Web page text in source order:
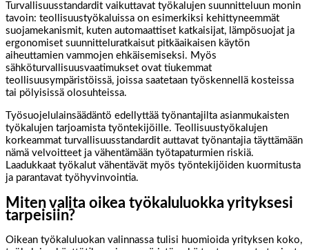
Turvallisuusstandardit vaikuttavat työkalujen suunnitteluun monin
tavoin: teollisuustyökaluissa on esimerkiksi kehittyneemmät
suojamekanismit, kuten automaattiset katkaisijat, lämpösuojat ja
ergonomiset suunnitteluratkaisut pitkäaikaisen käytön
aiheuttamien vammojen ehkäisemiseksi. Myös
sähköturvallisuusvaatimukset ovat tiukemmat
teollisuusympäristöissä, joissa saatetaan työskennellä kosteissa
tai pölyisissä olosuhteissa.
Työsuojelulainsäädäntö edellyttää työnantajilta asianmukaisten
työkalujen tarjoamista työntekijöille. Teollisuustyökalujen
korkeammat turvallisuusstandardit auttavat työnantajia täyttämään
nämä velvoitteet ja vähentämään työtapaturmien riskiä.
Laadukkaat työkalut vähentävät myös työntekijöiden kuormitusta
ja parantavat työhyvinvointia.
Miten valita oikea työkaluluokka yrityksesi
tarpeisiin?
Oikean työkaluluokan valinnassa tulisi huomioida yrityksen koko,